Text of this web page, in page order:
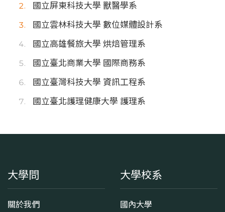
國立屏東科技大學 獸醫學系
國立雲林科技大學 數位媒體設計系
國立高雄餐旅大學 烘焙管理系
國立臺北商業大學 國際商務系
國立臺灣科技大學 資訊工程系
國立臺北護理健康大學 護理系
大學問
關於我們
大學校系
國內大學